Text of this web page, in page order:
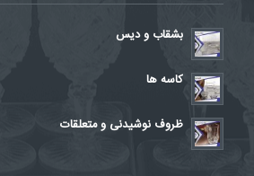
بشقاب و دیس
کاسه ها
ظروف نوشیدنی و متعلقات